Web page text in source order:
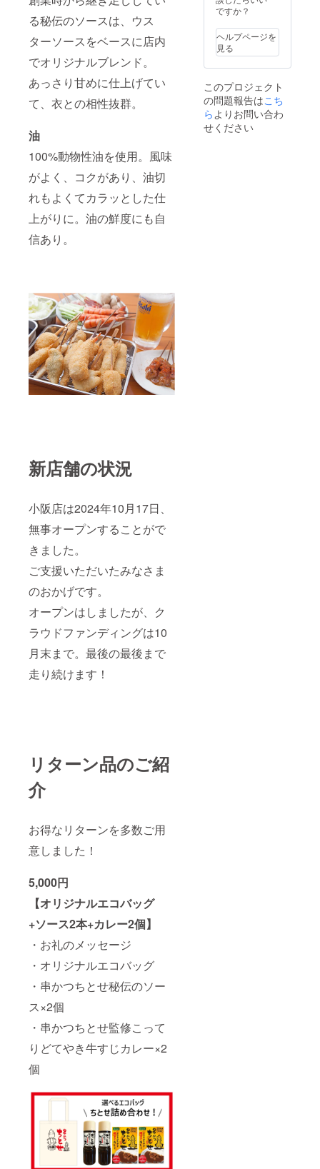
る秘伝のソースは、ウス
ターソースをベースに店内
でオリジナルブレンド。
あっさり甘めに仕上げてい
て、衣との相性抜群。
油
100%動物性油を使用。風味
がよく、コクがあり、油切
れもよくてカラッとした仕
上がりに。油の鮮度にも自
信あり。
新店舗の状況
小阪店は2024年10月17日、
無事オープンすることがで
きました。
ご支援いただいたみなさま
のおかげです。
オープンはしましたが、ク
ラウドファンディングは10
月末まで。最後の最後まで
走り続けます！
リターン品のご紹
介
お得なリターンを多数ご用
意しました！
5,000円
【オリジナルエコバッグ
+ソース2本+カレー2個】
・お礼のメッセージ
・オリジナルエコバッグ
・串かつちとせ秘伝のソー
ス×2個
・串かつちとせ監修こって
りどてやき牛すじカレー×2
個
イズで
材：綿
100%
体)：約
W300x
H360m
m サイ
ズ(持ち
の中か
ダムで1
りしま
す
小阪店
ニング
ティー
は2024
年10月
中旬を
予定し
ていま
す。日
さい
バッジ
詳細】
サイ
ズ：直
56mm
種類：
全11種
の中か
らラン
備考欄
力くだ
さい。
※名義人
のみご
能で
す。他
人に譲
渡する
ことは
ですか？
ヘルプページを
見る
このプロジェクト
の問題報告はこち
ら よりお問い合わ
せください